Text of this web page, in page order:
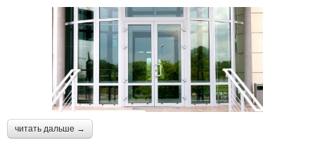
читать дальше →